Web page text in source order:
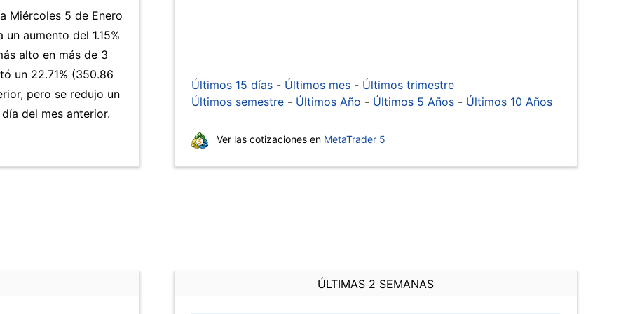
Miércoles 5 de Enero
aumento del 1.15%
alto en más de 3
un 22.71% (350.86
pero se redujo un
del mes anterior.
Últimos 15 días - Últimos mes - Últimos trimestre
Últimos semestre - Últimos Año - Últimos 5 Años - Últimos 10 Años
Ver las cotizaciones en MetaTrader 5
ÚLTIMAS 2 SEMANAS